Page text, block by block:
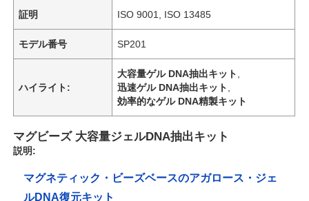
証明 ISO 9001, ISO 13485
モデル番号 SP201
ハイライト:
大容量ゲル DNA抽出キット
迅速ゲル DNA抽出キット
効率的なゲル DNA精製キット
マグビーズ 大容量ジェルDNA抽出キット
説明:
マグネティック・ビーズベースのアガロース・ジェ
ルDNA復元キット